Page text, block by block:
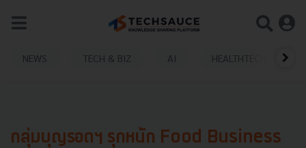
NEWS TECH & BIZ AI HEALTHTECH
กลุ่มบุญรอดฯ รุกหนัก Food Business